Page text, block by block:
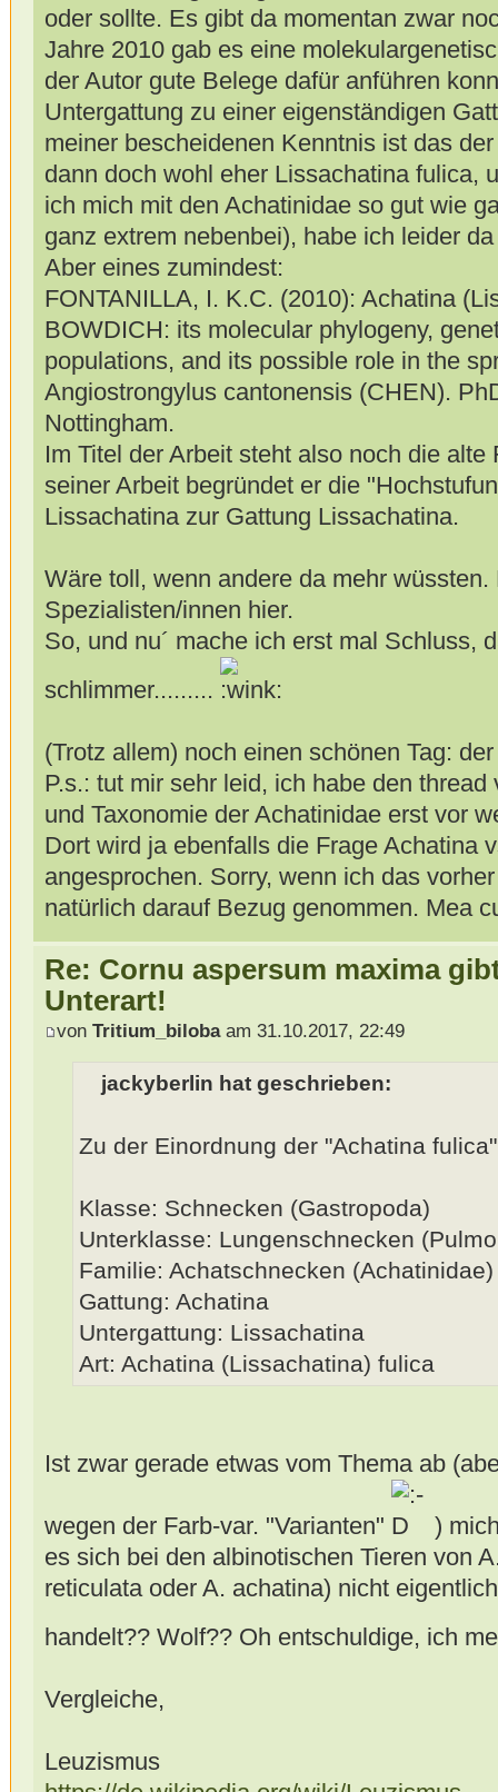
oder sollte. Es gibt da momentan zwar
Jahre 2010 gab es eine
der Autor gute Belege dafür anführen
Untergattung zu einer eigenständigen
meiner bescheidenen Kenntnis ist das
dann doch wohl eher Lissachatina fulica,
ich mich mit den Achatinidae so gut wie
ganz extrem nebenbei), habe ich leider
Aber eines zumindest:
FONTANILLA, I. K.C. (2010): Achatina
BOWDICH: its molecular phylogeny,
populations, and its possible role in the
Angiostrongylus cantonensis (CHEN).
Nottingham.
Im Titel der Arbeit steht also noch die
seiner Arbeit begründet er die
Lissachatina zur Gattung Lissachatina.
Wäre toll, wenn andere da mehr
Spezialisten/innen hier.
So, und nu´ mache ich erst mal Schluss,
schlimmer.........
(Trotz allem) noch einen schönen Tag:
P.s.: tut mir sehr leid, ich habe den
und Taxonomie der Achatinidae erst vor
Dort wird ja ebenfalls die Frage Achatina
angesprochen. Sorry, wenn ich das
natürlich darauf Bezug genommen. Mea
Re: Cornu aspersum maxima
Unterart!
von Tritium_bilobaam 31.10.2017, 22:49
jackyberlin hat geschrieben:
Zu der Einordnung der "Achatina
Klasse: Schnecken (Gastropoda)
Unterklasse: Lungenschnecken
Familie: Achatschnecken (Achatinidae)
Gattung: Achatina
Untergattung: Lissachatina
Art: Achatina (Lissachatina) fulica
Ist zwar gerade etwas vom Thema ab
wegen der Farb-var. "Varianten"
)
es sich bei den albinotischen Tieren von
reticulata oder A. achatina) nicht
handelt?? Wolf?? Oh entschuldige, ich
Vergleiche,
Leuzismus